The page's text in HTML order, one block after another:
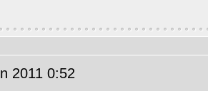
2011 0:52